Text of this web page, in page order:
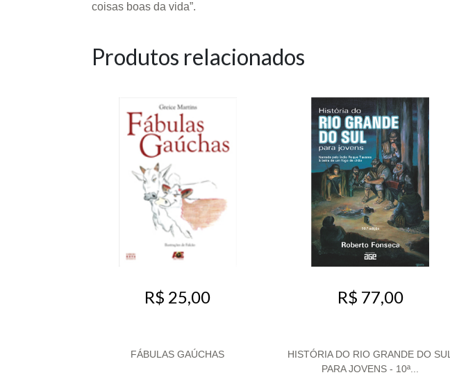
coisas boas da vida”.
Produtos relacionados
R$ 25,00
FÁBULAS GAÚCHAS
R$ 77,00
HISTÓRIA DO RIO GRANDE DO SUL
PARA JOVENS - 10ª...